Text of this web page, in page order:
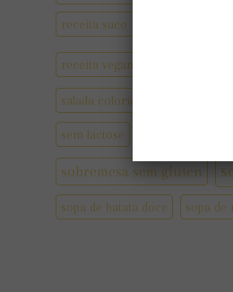
receita suco refrescante para o
receita vegana
salada colorida
sem lactose
sobremesa sem gluten
sopa de batata doce sopa de